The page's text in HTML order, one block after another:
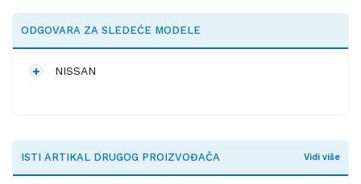
ODGOVARA ZA SLEDEĆE MODELE
NISSAN
ISTI ARTIKAL DRUGOG PROIZVOĐAČA Vidi više